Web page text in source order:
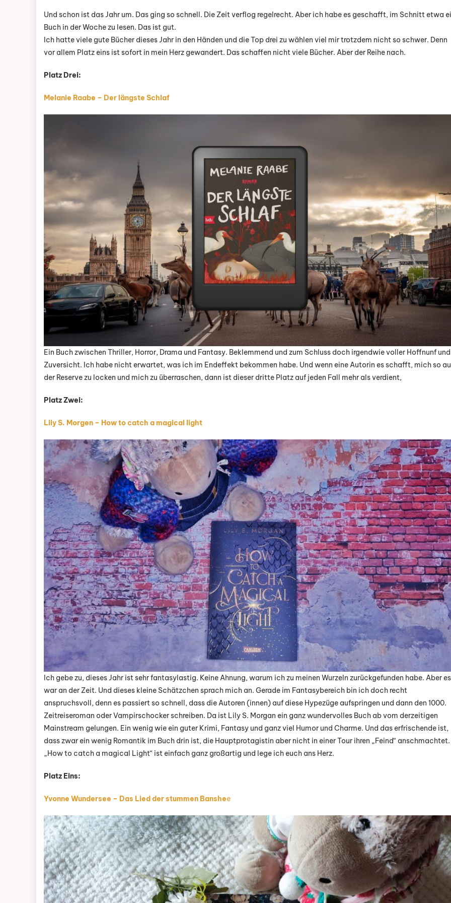
Top
2024
Und schon ist das Jahr um. Das ging so schnell. Die Zeit verflog regelrecht. Aber ich habe es geschafft, im Schnitt etwa
Buch in der Woche zu lesen. Das ist gut.
Ich hatte viele gute Bücher dieses Jahr in den Händen und die Top drei zu wählen viel mir trotzdem nicht so schwer. Denn
vor allem Platz eins ist sofort in mein Herz gewandert. Das schaffen nicht viele Bücher. Aber der Reihe nach.
Platz Drei:
Melanie Raabe – Der längste Schlaf
Ein Buch zwischen Thriller, Horror, Drama und Fantasy. Beklemmend und zum Schluss doch irgendwie voller Hoffnunf und
Zuversicht. Ich habe nicht erwartet, was ich im Endeffekt bekommen habe. Und wenn eine Autorin es schafft, mich so
der Reserve zu locken und mich zu überraschen, dann ist dieser dritte Platz auf jeden Fall mehr als verdient,
Platz Zwei:
Lily S. Morgen – How to catch a magical light
Ich gebe zu, dieses Jahr ist sehr fantasylastig. Keine Ahnung, warum ich zu meinen Wurzeln zurückgefunden habe. Aber es
war an der Zeit. Und dieses kleine Schätzchen sprach mich an. Gerade im Fantasybereich bin ich doch recht
anspruchsvoll, denn es passiert so schnell, dass die Autoren (innen) auf diese Hypezüge aufspringen und dann den 1000.
Zeitreiseroman oder Vampirschocker schreiben. Da ist Lily S. Morgan ein ganz wundervolles Buch ab vom derzeitigen
Mainstream gelungen. Ein wenig wie ein guter Krimi, Fantasy und ganz viel Humor und Charme. Und das erfrischende ist,
dass zwar ein wenig Romantik im Buch drin ist, die Hauptprotagistin aber nicht in einer Tour ihren „Feind“ anschmachtet.
„How to catch a magical Light“ ist einfach ganz großartig und lege ich euch ans Herz.
Platz Eins:
Yvonne Wundersee – Das Lied der stummen Banshee